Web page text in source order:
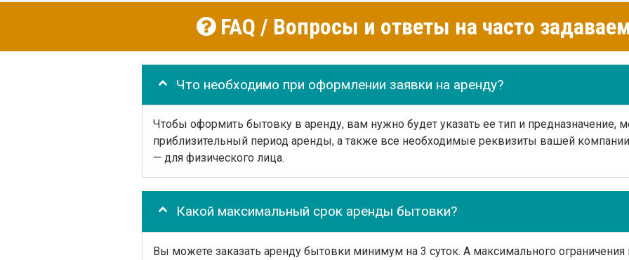
FAQ / Вопросы и ответы на часто
Что необходимо при оформлении заявки на аренду?
Чтобы оформить бытовку в аренду, вам нужно будет указать ее тип и предназначение,
приблизительный период аренды, а также все необходимые реквизиты вашей
— для физического лица.
Какой максимальный срок аренды бытовки?
Вы можете заказать аренду бытовки минимум на 3 суток. А максимального ограничения